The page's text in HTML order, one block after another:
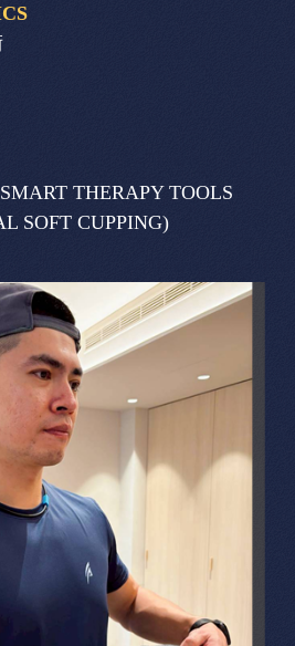
THERAPY TOOLS
SOFT CUPPING)